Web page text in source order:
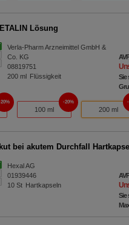
Lösung
Verla-Pharm Arzneimittel GmbH &
Co. KG
08819751
200 ml Flüssigkeit Sie
20%
100 ml
20%
200 ml
bei akutem Durchfall
Hexal AG
01939446
10St Hartkapseln
Sie